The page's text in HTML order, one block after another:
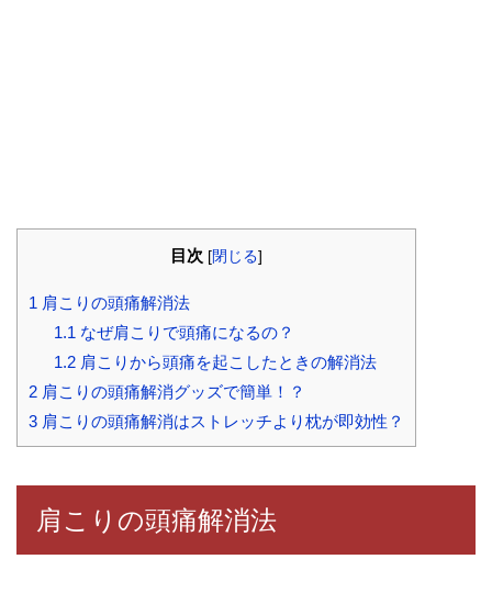
目次 [閉じる]
1 肩こりの頭痛解消法
1.1 なぜ肩こりで頭痛になるの？
1.2肩こりから頭痛を起こしたときの解消法
2 肩こりの頭痛解消グッズで簡単！？
3 肩こりの頭痛解消はストレッチより枕が即効性？
肩こりの頭痛解消法